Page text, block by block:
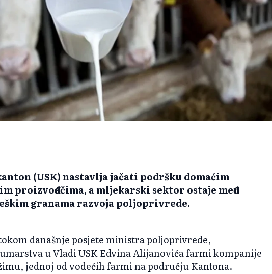
(USK) nastavlja jačati podršku domaćim
proizvođačima, a mljekarski sektor ostaje među
granama razvoja poljoprivrede.
današnje posjete ministra poljoprivrede,
u Vladi USK Edvina Alijanovića farmi kompanije
jednoj od vodećih farmi na području Kantona.